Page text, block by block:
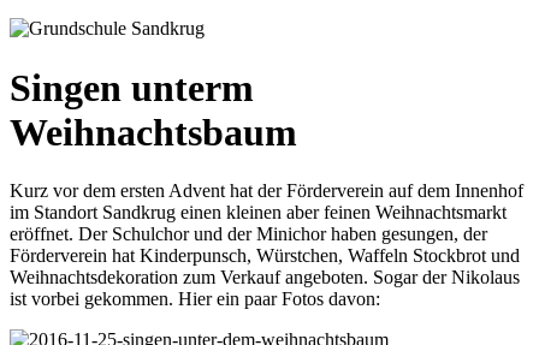
Singen unterm
Weihnachtsbaum
Kurz vor dem ersten Advent hat der Förderverein auf dem Innenhof
im Standort Sandkrug einen kleinen aber feinen Weihnachtsmarkt
eröffnet. Der Schulchor und der Minichor haben gesungen, der
Förderverein hat Kinderpunsch, Würstchen, Waffeln Stockbrot und
Weihnachtsdekoration zum Verkauf angeboten. Sogar der Nikolaus
ist vorbei gekommen. Hier ein paar Fotos davon: